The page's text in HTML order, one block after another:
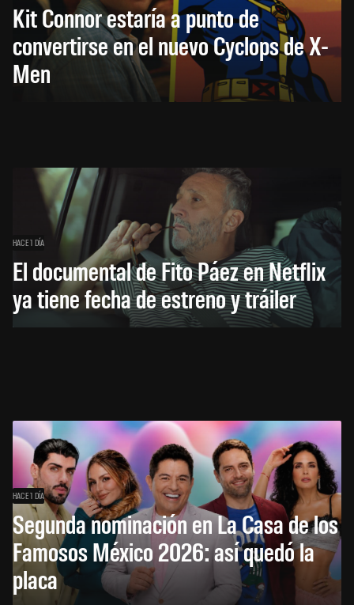
Kit Connor estaría a punto de
convertirse en el nuevo Cyclops de X-
Men
HACE 1 DÍA
El documental de Fito Páez en Netflix
ya tiene fecha de estreno y tráiler
HACE 1 DÍA
Segunda nominación en La Casa de los
Famosos México 2026: así quedó la
placa